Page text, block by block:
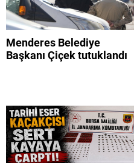
Menderes Belediye
Başkanı Çiçek tutuklandı